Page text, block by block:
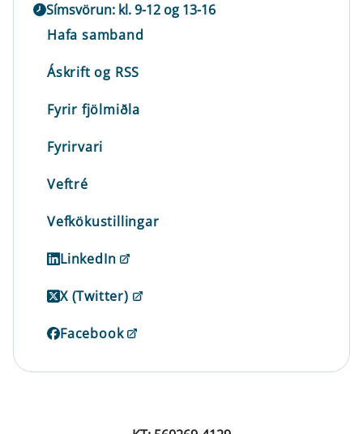
Símsvörun: kl. 9-12 og 13-16
Hafa samband
Áskrift og RSS
Fyrir fjölmiðla
Fyrirvari
Veftré
Vefkökustillingar
LinkedIn
X (Twitter)
Facebook